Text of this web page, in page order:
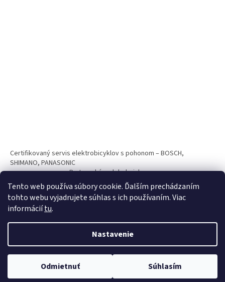
Tento web používa súbory cookie. Ďalším prechádzaním
tohto webu vyjadrujete súhlas s ich používaním. Viac
informáciítu.
Nastavenie
Odmietnuť Súhlasím
Certifikovaný servis elektrobicyklov s pohonom – BOSCH,
SHIMANO, PANASONIC
Partnerský web hokejshop.eu
Vytvoril Shoptet
Copyright 2026BICYKLE SPAIZ shop . Všetky práva vyhradené.